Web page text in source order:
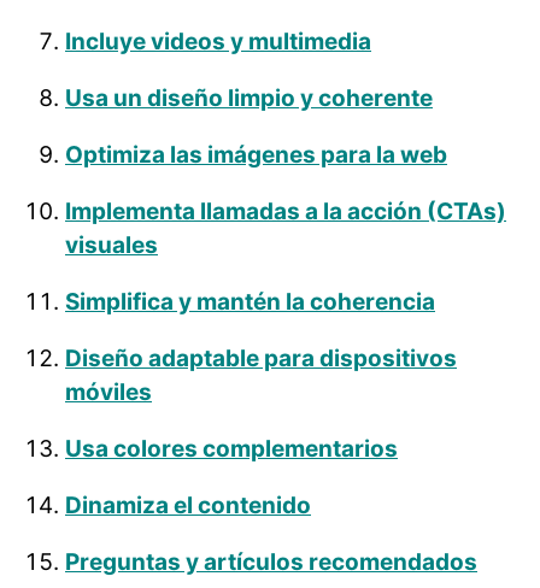
Incluye videos y multimedia
Usa un diseño limpio y coherente
Optimiza las imágenes para la web
Implementa llamadas a la acción (CTAs)
visuales
Simplifica y mantén la coherencia
Diseño adaptable para dispositivos
móviles
Usa colores complementarios
Dinamiza el contenido
Preguntas y artículos recomendados